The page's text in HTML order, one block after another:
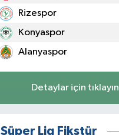
Rizespor
Konyaspor
Alanyaspor
Detaylar için tıklayın
Süper Lig Fikstür